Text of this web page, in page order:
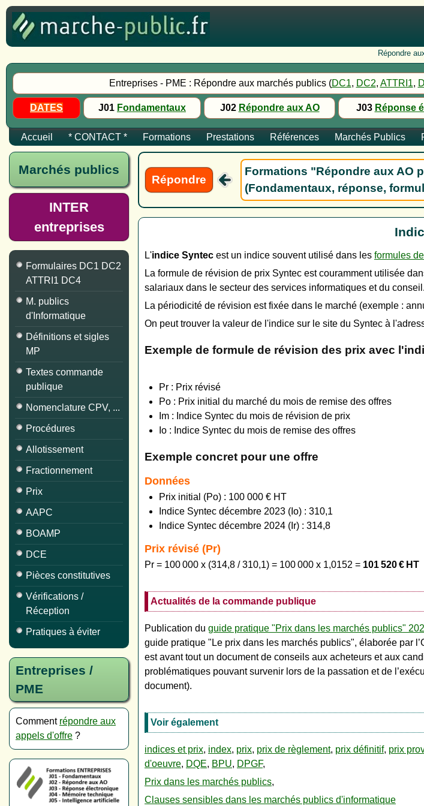
Répondre
Entreprises - PME : Répondre aux marchés publics (DC1, DC2, ATTRI1,
DATES J01 Fondamentaux J02 Répondre aux AO J03 Réponse
Accueil * CONTACT * Formations Prestations Références Marchés Publics
Marchés publics
INTER
entreprises
Formulaires DC1 DC2
ATTRI1 DC4
M. publics
d'Informatique
Définitions et sigles
MP
Textes commande
publique
Nomenclature CPV, ...
Procédures
Allotissement
Fractionnement
Prix
AAPC
BOAMP
DCE
Pièces constitutives
Vérifications /
Réception
Pratiques à éviter
Entreprises /
PME
Comment répondre aux
appels d'offre ?
Répondre
Formations "Répondre aux AO
(Fondamentaux, réponse,
L'indice Syntec est un indice souvent utilisé dans les formules
La formule de révision de prix Syntec est couramment utilisée
salariaux dans le secteur des services informatiques et du conseil.
La périodicité de révision est fixée dans le marché (exemple :
On peut trouver la valeur de l'indice sur le site du Syntec à
Exemple de formule de révision des prix avec
Pr : Prix révisé
Po : Prix initial du marché du mois de remise des offres
Im : Indice Syntec du mois de révision de prix
Io : Indice Syntec du mois de remise des offres
Exemple concret pour une offre
Données
Prix initial (Po​) : 100 000 € HT
Indice Syntec décembre 2023 (Io​) : 310,1
Indice Syntec décembre 2024 (Ir​) : 314,8
Prix révisé (Pr​)
Pr = 100 000 x (314,8 / 310,1) = 100 000 x 1,0152 = 101 520 € HT
Actualités de la commande publique
Publication du guide pratique "Prix dans les marchés publics"
guide pratique "Le prix dans les marchés publics", élaborée par
est avant tout un document de conseils aux acheteurs et aux
problématiques pouvant survenir lors de la passation et de
document).
Voir également
indices et prix, index, prix, prix de règlement, prix définitif, prix
d'oeuvre, DQE, BPU, DPGF,
Prix dans les marchés publics,
Clauses sensibles dans les marchés publics d'informatique